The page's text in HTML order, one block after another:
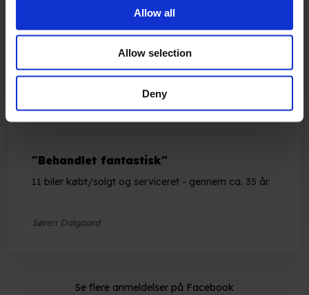
Allow all
Allow selection
Deny
snart 15 år
"Behandlet fantastisk"
11 biler købt/solgt og serviceret - gennem ca. 35 år
Søren Dalgaard
Se flere anmeldelser på Facebook​